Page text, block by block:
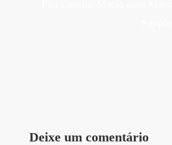
Deixe um comentário